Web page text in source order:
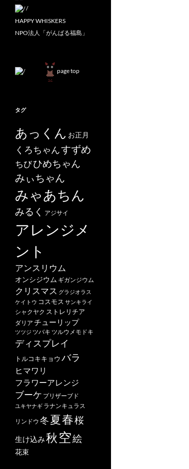
/
HAPPY WHISKERS
NPO法人「がんばる福島」
page top
タグ
あっくん お正月
くろちゃんすずめ
ちびひめちゃん
みぃちゃん
みゃあちん
みるく アジサイ
アレンジメ
ント
アンスリウム
オンシジウム ギガンジウム
クリスマス グラジオラス
ケイトウ コスモス サンキライ
シャクヤク ストレリチア
ダリア チューリップ
ツツジ ツバキ ツルウメモドキ
ディスプレイ
トルコキキョウ バラ
ヒマワリ
フラワーアレンジ
ブーケ プリザーブド
ユキヤナギ ラナンキュラス
リンドウ 冬夏春桜
生け込み秋 空絵
花束